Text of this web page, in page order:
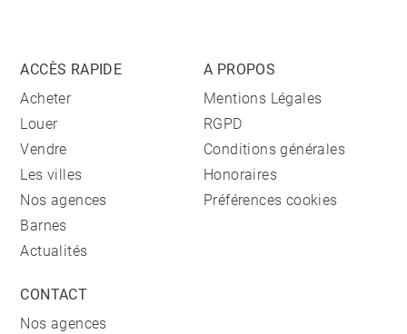
ACCÈS RAPIDE
Acheter
Louer
Vendre
Les villes
Nos agences
Barnes
Actualités
A PROPOS
Mentions Légales
RGPD
Conditions générales
Honoraires
Préférences cookies
CONTACT
Nos agences